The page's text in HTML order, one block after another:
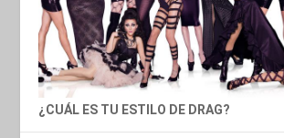
¿CUÁL ES TU ESTILO DE DRAG?